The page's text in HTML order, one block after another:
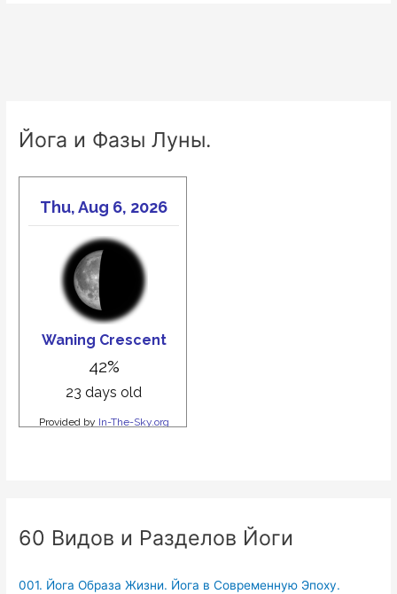
Йога и Фазы Луны.
60 Видов и Разделов Йоги
001. Йога Образа Жизни. Йога в Современную Эпоху.